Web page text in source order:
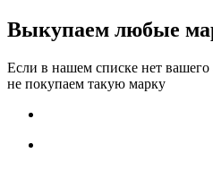
Выкупаем любые
Если в нашем списке нет вашего
не покупаем такую марку